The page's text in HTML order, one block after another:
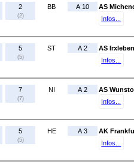
2
(2)
BB A 10
AS
Infos...
5
(5)
ST A 2
AS
Infos...
7
(7)
NI A 2
AS
Infos...
5
(5)
HE A 3
AK
Infos...